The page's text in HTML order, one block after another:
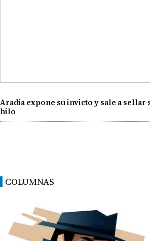
Aradia expone su invicto y sale a sellar
hilo
COLUMNAS